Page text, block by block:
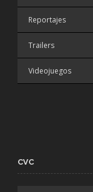
Reportajes
Trailers
Videojuegos
CVC